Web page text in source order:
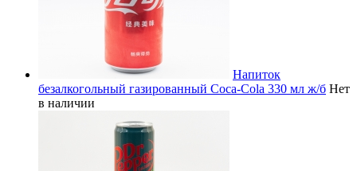
Напиток
безалкогольный газированный Coca-Cola 330 мл ж/б Нет
в наличии